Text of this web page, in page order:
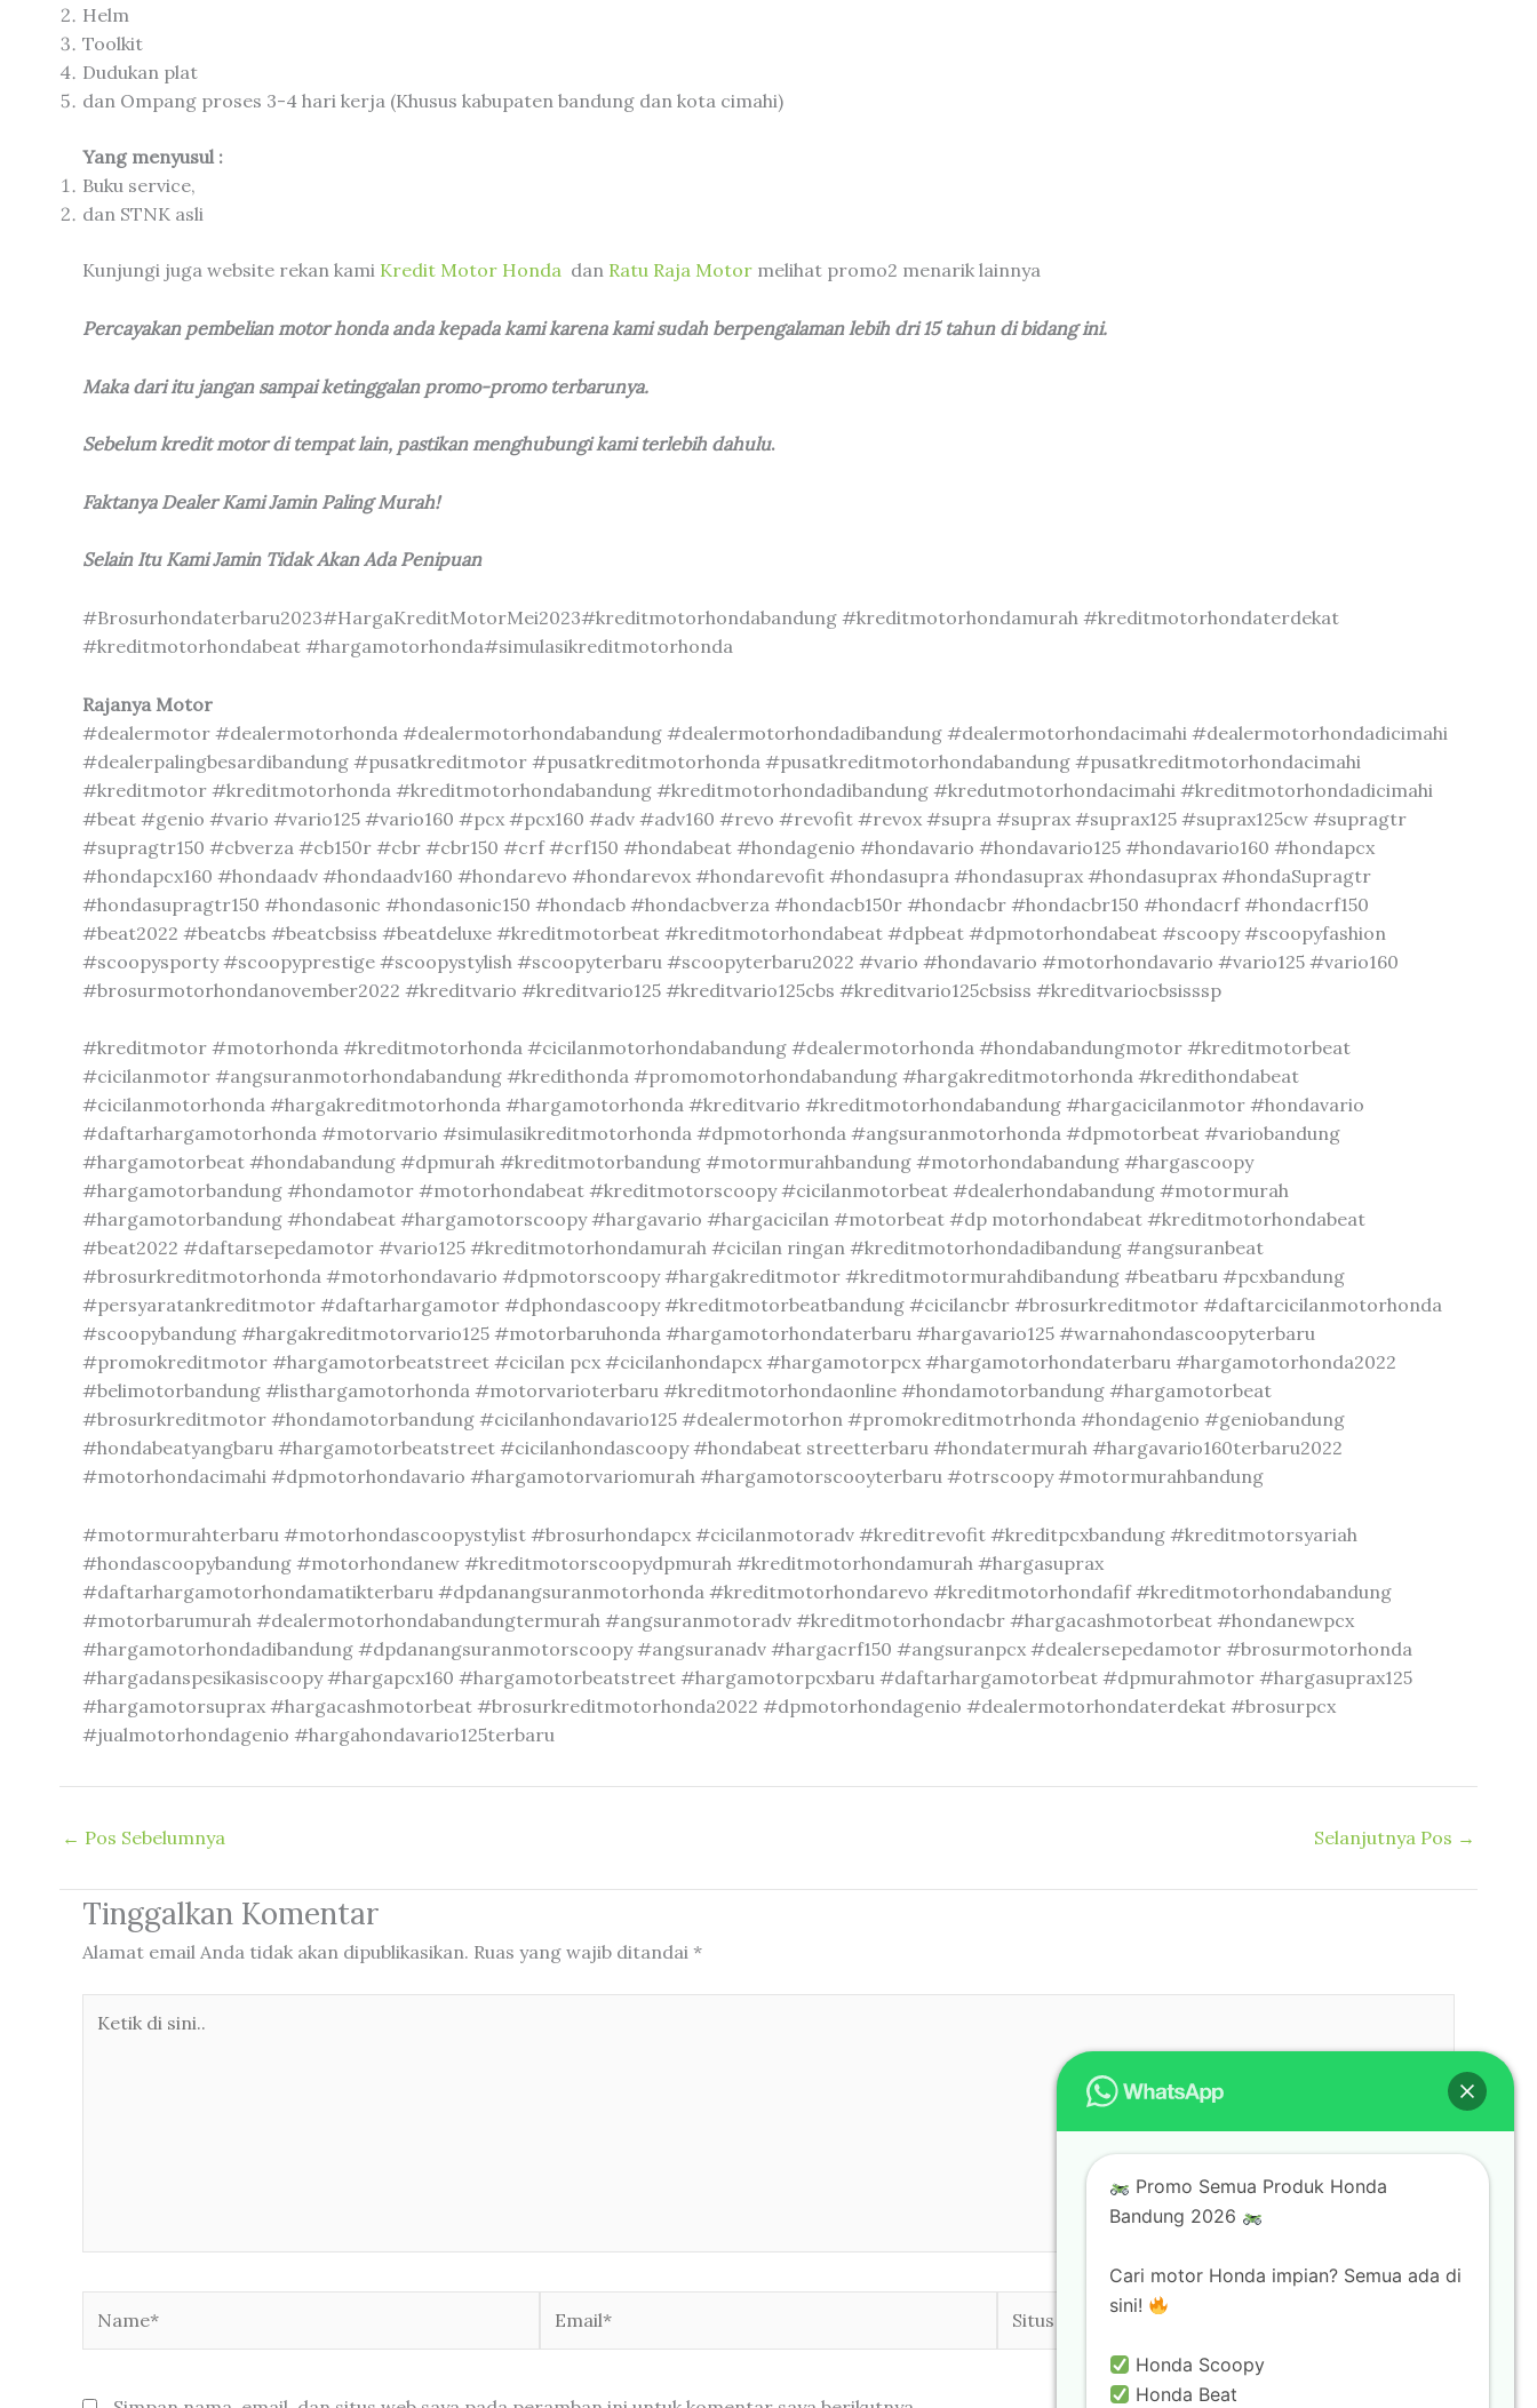
Helm
Toolkit
Dudukan plat
dan Ompang proses 3-4 hari kerja (Khusus kabupaten bandung dan kota cimahi)
Yang menyusul :
Buku service,
dan STNK asli
Kunjungi juga website rekan kami Kredit Motor Honda dan Ratu Raja Motor melihat promo2 menarik lainnya
Percayakan pembelian motor honda anda kepada kami karena kami sudah berpengalaman lebih dri 15 tahun di bidang ini.
Maka dari itu jangan sampai ketinggalan promo-promo terbarunya.
Sebelum kredit motor di tempat lain, pastikan menghubungi kami terlebih dahulu.
Faktanya Dealer Kami Jamin Paling Murah!
Selain Itu Kami Jamin Tidak Akan Ada Penipuan
#Brosurhondaterbaru2023#HargaKreditMotorMei2023#kreditmotorhondabandung #kreditmotorhondamurah #kreditmotorhondaterdekat
#kreditmotorhondabeat #hargamotorhonda#simulasikreditmotorhonda
Rajanya Motor
#dealermotor #dealermotorhonda #dealermotorhondabandung #dealermotorhondadibandung #dealermotorhondacimahi #dealermotorhondadicimahi
#dealerpalingbesardibandung #pusatkreditmotor #pusatkreditmotorhonda #pusatkreditmotorhondabandung #pusatkreditmotorhondacimahi
#kreditmotor #kreditmotorhonda #kreditmotorhondabandung #kreditmotorhondadibandung #kredutmotorhondacimahi #kreditmotorhondadicimahi
#beat #genio #vario #vario125 #vario160 #pcx #pcx160 #adv #adv160 #revo #revofit #revox #supra #suprax #suprax125 #suprax125cw #supragtr
#supragtr150 #cbverza #cb150r #cbr #cbr150 #crf #crf150 #hondabeat #hondagenio #hondavario #hondavario125 #hondavario160 #hondapcx
#hondapcx160 #hondaadv #hondaadv160 #hondarevo #hondarevox #hondarevofit #hondasupra #hondasuprax #hondasuprax #hondaSupragtr
#hondasupragtr150 #hondasonic #hondasonic150 #hondacb #hondacbverza #hondacb150r #hondacbr #hondacbr150 #hondacrf #hondacrf150
#beat2022 #beatcbs #beatcbsiss #beatdeluxe #kreditmotorbeat #kreditmotorhondabeat #dpbeat #dpmotorhondabeat #scoopy #scoopyfashion
#scoopysporty #scoopyprestige #scoopystylish #scoopyterbaru #scoopyterbaru2022 #vario #hondavario #motorhondavario #vario125 #vario160
#brosurmotorhondanovember2022 #kreditvario #kreditvario125 #kreditvario125cbs #kreditvario125cbsiss #kreditvariocbsisssp
#kreditmotor #motorhonda #kreditmotorhonda #cicilanmotorhondabandung #dealermotorhonda #hondabandungmotor #kreditmotorbeat
#cicilanmotor #angsuranmotorhondabandung #kredithonda #promomotorhondabandung #hargakreditmotorhonda #kredithondabeat
#cicilanmotorhonda #hargakreditmotorhonda #hargamotorhonda #kreditvario #kreditmotorhondabandung #hargacicilanmotor #hondavario
#daftarhargamotorhonda #motorvario #simulasikreditmotorhonda #dpmotorhonda #angsuranmotorhonda #dpmotorbeat #variobandung
#hargamotorbeat #hondabandung #dpmurah #kreditmotorbandung #motormurahbandung #motorhondabandung #hargascoopy
#hargamotorbandung #hondamotor #motorhondabeat #kreditmotorscoopy #cicilanmotorbeat #dealerhondabandung #motormurah
#hargamotorbandung #hondabeat #hargamotorscoopy #hargavario #hargacicilan #motorbeat #dp motorhondabeat #kreditmotorhondabeat
#beat2022 #daftarsepedamotor #vario125 #kreditmotorhondamurah #cicilan ringan #kreditmotorhondadibandung #angsuranbeat
#brosurkreditmotorhonda #motorhondavario #dpmotorscoopy #hargakreditmotor #kreditmotormurahdibandung #beatbaru #pcxbandung
#persyaratankreditmotor #daftarhargamotor #dphondascoopy #kreditmotorbeatbandung #cicilancbr #brosurkreditmotor #daftarcicilanmotorhonda
#scoopybandung #hargakreditmotorvario125 #motorbaruhonda #hargamotorhondaterbaru #hargavario125 #warnahondascoopyterbaru
#promokreditmotor #hargamotorbeatstreet #cicilan pcx #cicilanhondapcx #hargamotorpcx #hargamotorhondaterbaru #hargamotorhonda2022
#belimotorbandung #listhargamotorhonda #motorvarioterbaru #kreditmotorhondaonline #hondamotorbandung #hargamotorbeat
#brosurkreditmotor #hondamotorbandung #cicilanhondavario125 #dealermotorhon #promokreditmotrhonda #hondagenio #geniobandung
#hondabeatyangbaru #hargamotorbeatstreet #cicilanhondascoopy #hondabeat streetterbaru #hondatermurah #hargavario160terbaru2022
#motorhondacimahi #dpmotorhondavario #hargamotorvariomurah #hargamotorscooyterbaru #otrscoopy #motormurahbandung
#motormurahterbaru #motorhondascoopystylist #brosurhondapcx #cicilanmotoradv #kreditrevofit #kreditpcxbandung #kreditmotorsyariah
#hondascoopybandung #motorhondanew #kreditmotorscoopydpmurah #kreditmotorhondamurah #hargasuprax
#daftarhargamotorhondamatikterbaru #dpdanangsuranmotorhonda #kreditmotorhondarevo #kreditmotorhondafif #kreditmotorhondabandung
#motorbarumurah #dealermotorhondabandungtermurah #angsuranmotoradv #kreditmotorhondacbr #hargacashmotorbeat #hondanewpcx
#hargamotorhondadibandung #dpdanangsuranmotorscoopy #angsuranadv #hargacrf150 #angsuranpcx #dealersepedamotor #brosurmotorhonda
#hargadanspesikasiscoopy #hargapcx160 #hargamotorbeatstreet #hargamotorpcxbaru #daftarhargamotorbeat #dpmurahmotor #hargasuprax125
#hargamotorsuprax #hargacashmotorbeat #brosurkreditmotorhonda2022 #dpmotorhondagenio #dealermotorhondaterdekat #brosurpcx
#jualmotorhondagenio #hargahondavario125terbaru
← Pos Sebelumnya Selanjutnya Pos →
Tinggalkan Komentar
Alamat email Anda tidak akan dipublikasikan. Ruas yang wajib ditandai *
Web
Promo Semua Produk Honda
Bandung 2026
Cari motor Honda impian? Semua ada di
sini!
Honda Scoopy
Honda Beat